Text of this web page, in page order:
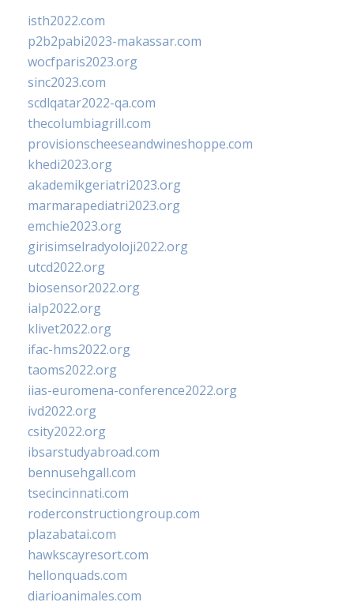
isth2022.com
p2b2pabi2023-makassar.com
wocfparis2023.org
sinc2023.com
scdlqatar2022-qa.com
thecolumbiagrill.com
provisionscheeseandwineshoppe.com
khedi2023.org
akademikgeriatri2023.org
marmarapediatri2023.org
emchie2023.org
girisimselradyoloji2022.org
utcd2022.org
biosensor2022.org
ialp2022.org
klivet2022.org
ifac-hms2022.org
taoms2022.org
iias-euromena-conference2022.org
ivd2022.org
csity2022.org
ibsarstudyabroad.com
bennusehgall.com
tsecincinnati.com
roderconstructiongroup.com
plazabatai.com
hawkscayresort.com
hellonquads.com
diarioanimales.com